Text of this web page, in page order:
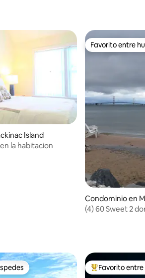
3 evaluaciones
Island
la habitacion
Favorito entre
Favorito entre
Condominio en
(4) 60 Sweet 2
De los mejores
Favorito